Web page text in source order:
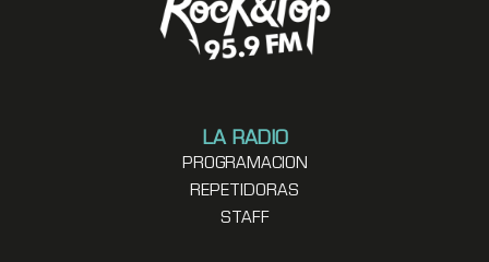
LA RADIO
PROGRAMACION
REPETIDORAS
STAFF